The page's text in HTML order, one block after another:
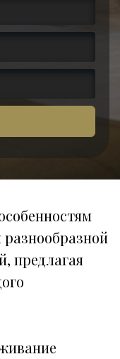
предлагая